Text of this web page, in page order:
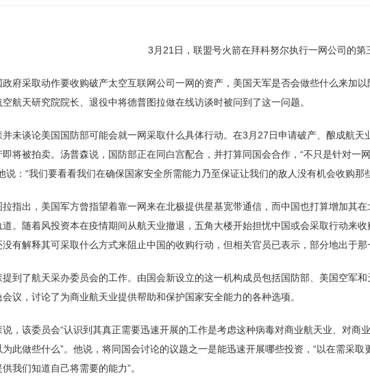
3月21日，联盟号火箭在拜科努尔执行一网公司的
空航天研究院院长、退役中将德普图拉做在线访谈时被问到了这一问题。
即将被拍卖。汤普森说，国防部正在同白宫配合，并打算同国会合作，“不只是针对一
说：“我们要看看我们在确保国家安全所需能力乃至保证让我们的敌人没有机会收购那
道。随着风投资本在疫情期间从航天业撤退，五角大楼开始担忧中国或会采取行动来
没有解释其可采取什么方式来阻止中国的收购行动，但相关官员已表示，部分地出于那
会议，讨论了为商业航天业提供帮助和保护国家安全能力的各种选项。
为此做些什么”。他说，将同国会讨论的议题之一是能迅速开展哪些投资，“以在需采
我们知道自己将需要的能力”。